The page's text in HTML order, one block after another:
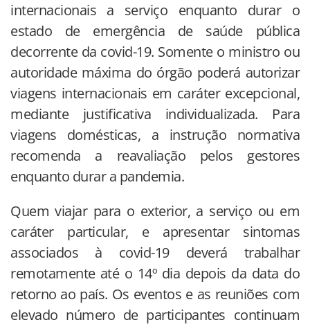
internacionais a serviço enquanto durar o
estado de emergência de saúde pública
decorrente da covid-19. Somente o ministro ou
autoridade máxima do órgão poderá autorizar
viagens internacionais em caráter excepcional,
mediante justificativa individualizada. Para
viagens domésticas, a instrução normativa
recomenda a reavaliação pelos gestores
enquanto durar a pandemia.
Quem viajar para o exterior, a serviço ou em
caráter particular, e apresentar sintomas
associados à covid-19 deverá trabalhar
remotamente até o 14º dia depois da data do
retorno ao país. Os eventos e as reuniões com
elevado número de participantes continuam